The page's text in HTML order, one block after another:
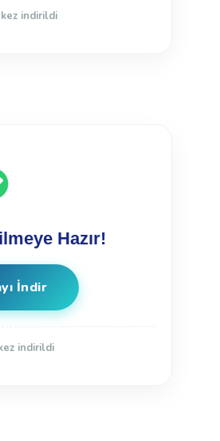
indirildi
Hazır!
İndir
indirildi